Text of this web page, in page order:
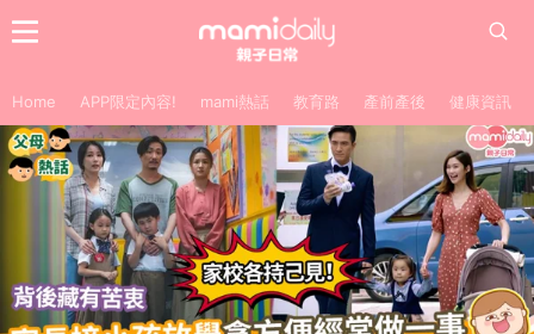
Home APP限定內容! mami熱話 教育路 產前產後 健康資訊